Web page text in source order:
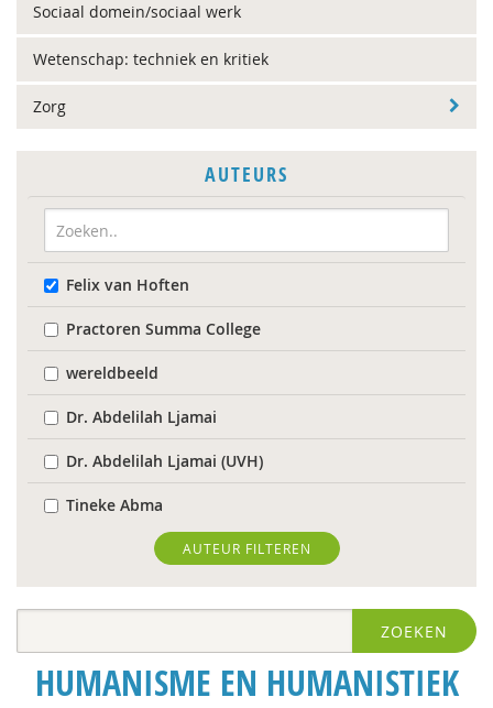
Sociaal domein/sociaal werk
Wetenschap: techniek en kritiek
Zorg
AUTEURS
Felix van Hoften
Practoren Summa College
wereldbeeld
Dr. Abdelilah Ljamai
Dr. Abdelilah Ljamai (UVH)
Tineke Abma
Christa Anbeek
Dieuwertje Bakker
AUTEUR FILTEREN
ZOEKEN
HUMANISME EN HUMANISTIEK